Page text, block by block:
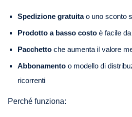
Spedizione gratuitao uno sconto
Prodotto a basso costo è facile
Pacchetto che aumenta il valore
Abbonamento o modello di
ricorrenti
Perché funziona: